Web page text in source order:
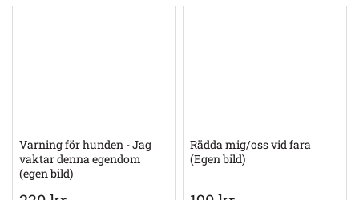
Varning för hunden - Jag
vaktar denna egendom
(egen bild)
Rädda mig/oss vid fara
(Egen bild)